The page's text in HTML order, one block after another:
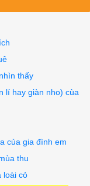
thấy
lí hay giàn nho) cùa
của gia đình em
thu
loài cỏ